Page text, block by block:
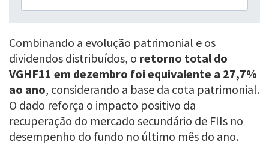
Combinando a evolução patrimonial e os
dividendos distribuídos, o retorno total do
VGHF11 em dezembro foi equivalente a 27,7%
ao ano, considerando a base da cota patrimonial.
O dado reforça o impacto positivo da
recuperação do mercado secundário de FIIs no
desempenho do fundo no último mês do ano.